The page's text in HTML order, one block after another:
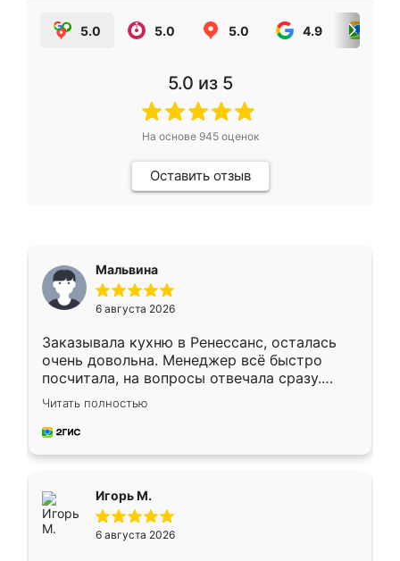
5.0 5.0 5.0 4.9
5.0 из 5
На основе 945оценок
Оставить отзыв
Мальвина
6 августа 2026
Заказывала кухню в Ренессанс, осталась
очень довольна. Менеджер всё быстро
посчитала, на вопросы отвечала сразу.
Замерщик приехал в субботу, подошёл к
делу со всей ответственностью. Собрали
за день, ребята работали аккуратно, даже
Читать полностью
Игорь М.
6 августа 2026